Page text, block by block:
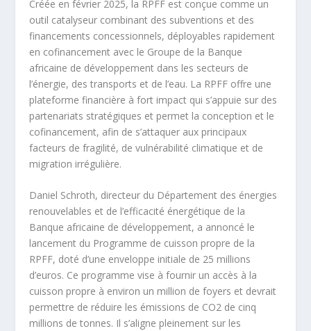
Créée en février 2025, la RPFF est conçue comme un
outil catalyseur combinant des subventions et des
financements concessionnels, déployables rapidement
en cofinancement avec le Groupe de la Banque
africaine de développement dans les secteurs de
l’énergie, des transports et de l’eau. La RPFF offre une
plateforme financière à fort impact qui s’appuie sur des
partenariats stratégiques et permet la conception et le
cofinancement, afin de s’attaquer aux principaux
facteurs de fragilité, de vulnérabilité climatique et de
migration irrégulière.
Daniel Schroth, directeur du Département des énergies
renouvelables et de l’efficacité énergétique de la
Banque africaine de développement, a annoncé le
lancement du Programme de cuisson propre de la
RPFF, doté d’une enveloppe initiale de 25 millions
d’euros. Ce programme vise à fournir un accès à la
cuisson propre à environ un million de foyers et devrait
permettre de réduire les émissions de CO2 de cinq
millions de tonnes. Il s’aligne pleinement sur les